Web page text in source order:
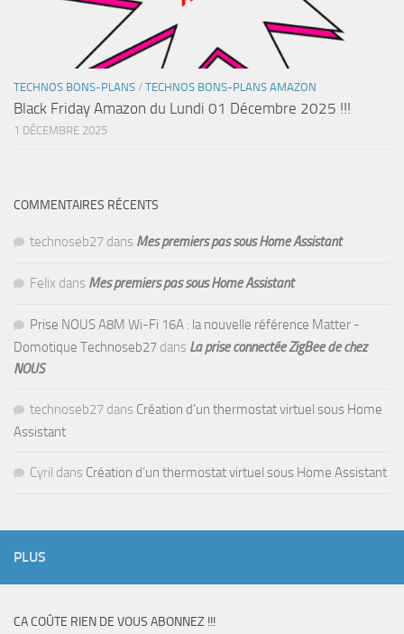
TECHNOS BONS-PLANS / TECHNOS BONS-PLANS AMAZON
Black Friday Amazon du Lundi 01 Décembre 2025 !!!
1 DÉCEMBRE 2025
COMMENTAIRES RÉCENTS
technoseb27 dans Mes premiers pas sous Home Assistant
Felix dans Mes premiers pas sous Home Assistant
Prise NOUS A8M Wi-Fi 16A : la nouvelle référence Matter -
Domotique Technoseb27 dans La prise connectée ZigBee de chez
NOUS
technoseb27 dans Création d’un thermostat virtuel sous Home
Assistant
Cyril dans Création d’un thermostat virtuel sous Home Assistant
PLUS
CA COÛTE RIEN DE VOUS ABONNEZ !!!